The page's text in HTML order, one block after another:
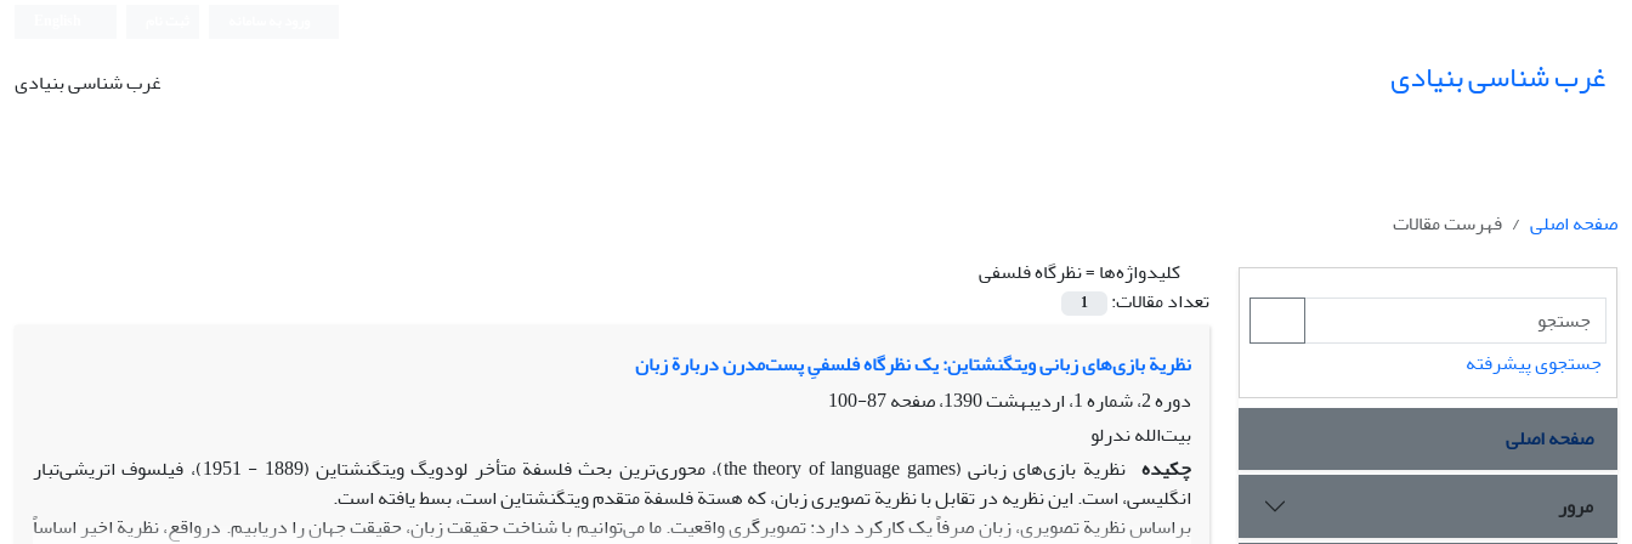
غرب شناسی بنیادی غرب شناسی بنیادی
صفحه اصلی
فهرست مقالات
کلیدواژه‌ها =نظرگاه فلسفی
تعداد مقالات:
1
نظریة بازی‌های زبانی ویتگنشتاین: یک نظرگاه فلسفیِ پست‌مدرن دربارة زبان
دوره 2، شماره 1، اردیبهشت 1390، صفحه
87-100
بیت‌الله ندرلو
چکیده
نظریة بازی‌های زبانی (the theory of language games)، محوری‌ترین بحث فلسفة متأخر لودویگ ویتگنشتاین (1889 - 1951)، فیلسوف اتریشی‌‌تبار
انگلیسی، است. این نظریه در تقابل با نظریة تصویری زبان، که هستة فلسفة متقدم ویتگنشتاین است، بسط یافته است.
براساس نظریة تصویری، زبان صرفاً یک کارکرد دارد: تصویرگری واقعیت. ما می‌توانیم با شناخت حقیقت زبان، حقیقت جهان را دریابیم. درواقع، نظریة اخیر اساساً
جستجوی پیشرفته
صفحه اصلی
مرور